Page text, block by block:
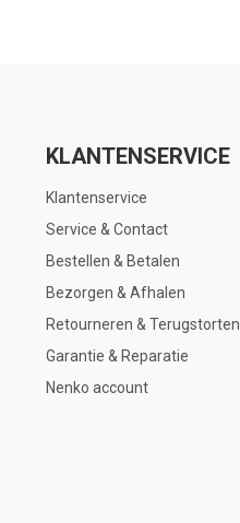
KLANTENSERVICE
Klantenservice
Service & Contact
Bestellen & Betalen
Bezorgen & Afhalen
Retourneren & Terugstorten
Garantie & Reparatie
Nenko account